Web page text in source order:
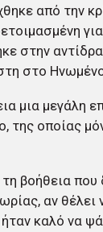
από την
στην
στο
μια μεγάλη
οποίας
βοήθεια
αν θέλει
καλό να